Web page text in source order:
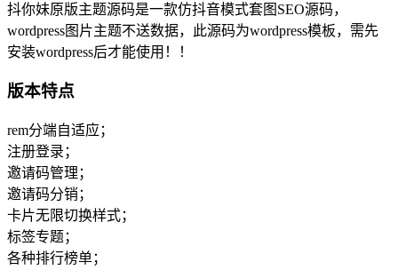
抖你妹原版主题源码是一款仿抖音模式套图SEO源码，
wordpress图片主题不送数据，此源码为wordpress模板，需先
安装wordpress后才能使用！！
版本特点
rem分端自适应；
注册登录；
邀请码管理；
邀请码分销；
卡片无限切换样式；
标签专题；
各种排行榜单；